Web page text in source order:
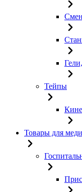
Тейпы
Товары для